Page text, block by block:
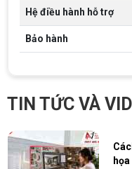
Hệ điều hành hỗ trợ
Bảo hành
TIN TỨC VÀ
Gói hỗ
Từ
xem